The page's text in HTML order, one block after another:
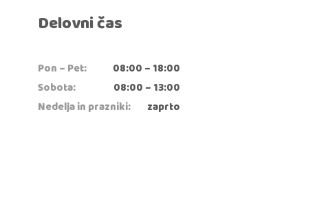
Delovni čas
Pon – Pet:
08:00 – 18:00
Sobota:
08:00 – 13:00
Nedelja in prazniki:
zaprto